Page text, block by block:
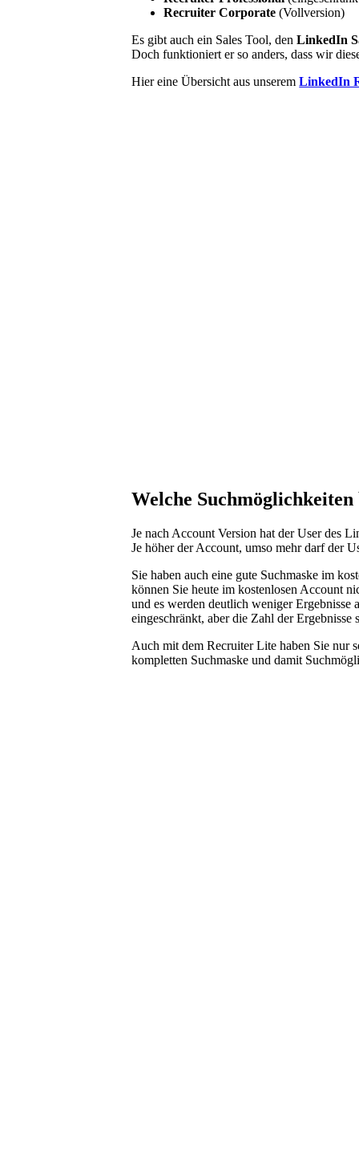
Recruiter Corporate (Vollversion)
Es gibt auch ein Sales Tool, denLinkedIn
Doch funktioniert er so anders, dass wir
Hier eine Übersicht aus unseremLinkedIn
Welche
Je nach Account Version hat der User des
Je höher der Account, umso mehr darf der
Sie haben auch eine gute Suchmaske im
können Sie heute im kostenlosen Account
und es werden deutlich weniger
eingeschränkt, aber die Zahl der
Auch mit dem Recruiter Lite haben Sie nur
kompletten Suchmaske und damit